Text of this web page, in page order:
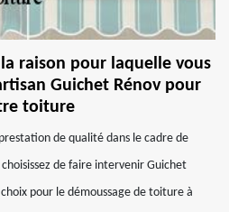
raison pour laquelle vous
Guichet Rénov pour
toiture
de qualité dans le cadre de
de faire intervenir Guichet
pour le démoussage de toiture à